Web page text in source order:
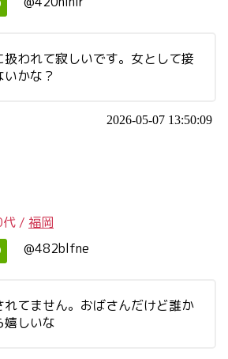
われて寂しいです。女として接
いかな？
2026-05-07 13:50:09
/ 福岡
@482blfne
れてません。おばさんだけど誰か
嬉しいな